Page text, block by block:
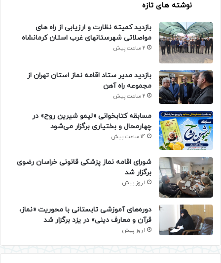
نوشته های تازه
بازدید کمیته نظارت و ارزیابی از راه های
مواصلاتی شهرستانهای غرب استان کرمانشاه
2 ساعت پیش
بازدید مدیر ستاد اقامه نماز استان تهران از
مجموعه راه آهن
2 ساعت پیش
مسابقه کتابخوانی «لیمو شیرین روح» در
چهارمحال و بختیاری برگزار می‌شود
14 ساعت پیش
شورای اقامه نماز پزشکی قانونی خراسان رضوی
برگزار شد
1 روز پیش
دوره‌های آموزشی تابستانی با محوریت «نماز،
قرآن و معارف دینی» در یزد برگزار شد
1 روز پیش